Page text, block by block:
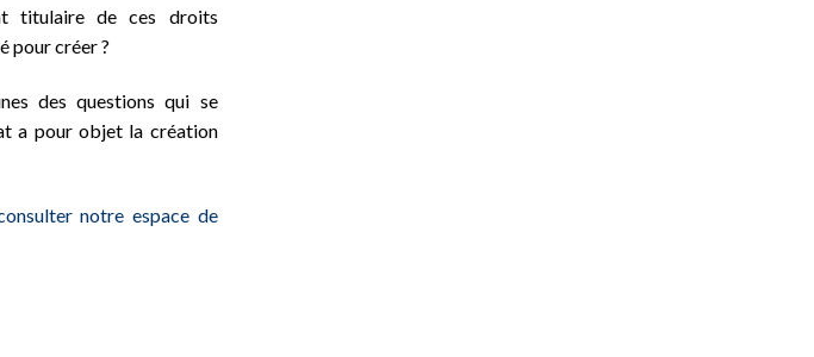
titulaire de ces droits
pour créer ?
des questions qui se
a pour objet la création
notre espace de